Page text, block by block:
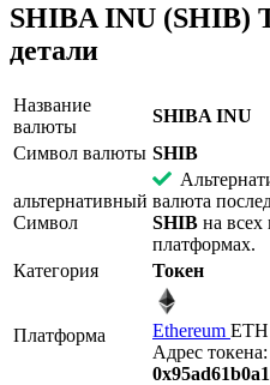
SHIBA INU (SHIB)
детали
Название
валюты
SHIBA INU
Символ валюты SHIB
альтернативный
Символ
валюта
SHIB на
платформах.
Категория
Токен
Платформа Ethereum ETH
Адрес токена: